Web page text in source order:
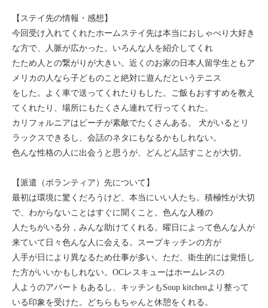
【ステイ先の情報・感想】
今回受け入れてくれたホームステイ先は本当におしゃべり大好き
な方で、人脈が広かった。いろんな人を紹介してくれ
たため人との繋がりが大きい。近くのお家の日本人留学生ともア
メリカの人なら子どものこと絶対に遊んだというテニス
をした。よく車で送ってくれたりもした。ご飯もおすすめを教え
てくれたり、場所にもたくさん連れて行ってくれた。
カリフォルニアはビーチが素敵でたくさんある。 犬がいるとリ
ラックスできるし、会話のネタにもなるかもしれない。
色んな性格の人に出会うと思うが、どんどん話すことが大切。
【派遣（ボランティア）先について】
最初は環境に驚くだろうけど、本当にいい人たち。積極性が大切
で、わからないことはすぐに聞くこと。色んな人種の
人たちがいる分，みんな助けてくれる。曜日によって色んな人が
来ていて日々色んな人に会える。スープキッチンの方が
人手が日により異なるため仕事が多い。ただ、衛生的には覚悟し
た方がいいかもしれない。OCレスキューはホームレスの
人ようのアパートもあるし、キッチンもSoup kitchenより整って
いる印象を受けた。どちらもちゃんと休憩をくれる。